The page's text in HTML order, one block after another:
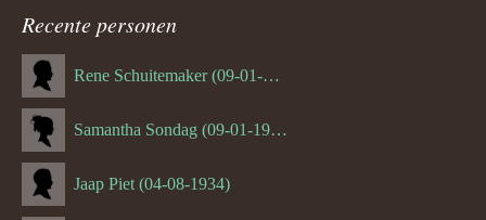
navigatie
Recente personen
Rene Schuitemaker (09-01-1970)
Samantha Sondag (09-01-1993)
Jaap Piet (04-08-1934)